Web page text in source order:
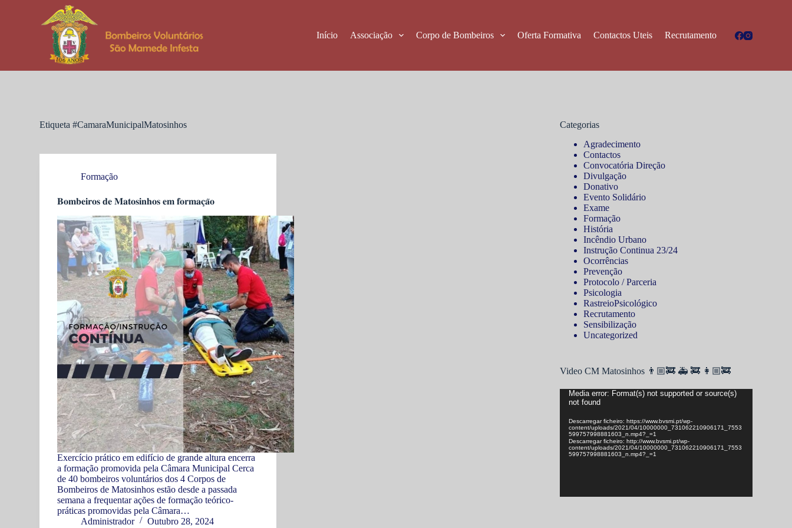
Início Associação Corpo de Bombeiros Oferta Formativa Contactos Uteis Recrutamento
Etiqueta #CamaraMunicipalMatosinhos
Formação
𝐁𝐨𝐦𝐛𝐞𝐢𝐫𝐨𝐬 𝐝𝐞 𝐌𝐚𝐭𝐨𝐬𝐢𝐧𝐡𝐨𝐬 𝐞𝐦 𝐟𝐨𝐫𝐦𝐚𝐜̧𝐚̃𝐨
Exercício prático em edifício de grande altura encerra
a formação promovida pela Câmara Municipal Cerca
de 40 bombeiros voluntários dos 4 Corpos de
Bombeiros de Matosinhos estão desde a passada
semana a frequentar ações de formação teórico-
práticas promovidas pela Câmara…
Administrador
Outubro 28, 2024
Categorias
Agradecimento
Contactos
Convocatória Direção
Divulgação
Donativo
Evento Solidário
Exame
Formação
História
Incêndio Urbano
Instrução Continua 23/24
Ocorrências
Prevenção
Protocolo / Parceria
Psicologia
RastreioPsicológico
Recrutamento
Sensibilização
Uncategorized
Video CM Matosinhos 👨🏼‍🚒 🚑 🚒 👩🏼‍🚒
Reprodutor
Media error: Format(s) not supported or source(s)
not found
Descarregar ficheiro: https://www.bvsmi.pt/wp-
content/uploads/2021/04/10000000_731062210906171_7553
599757998881603_n.mp4?_=1
Descarregar ficheiro: http://www.bvsmi.pt/wp-
content/uploads/2021/04/10000000_731062210906171_7553
599757998881603_n.mp4?_=1